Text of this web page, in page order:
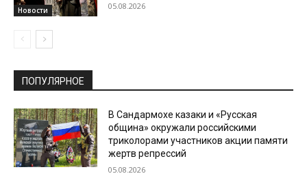
Новости 05.08.2026
ПОПУЛЯРНОЕ
В Сандармохе казаки и «Русская
община» окружали российскими
триколорами участников акции памяти
жертв репрессий
05.08.2026